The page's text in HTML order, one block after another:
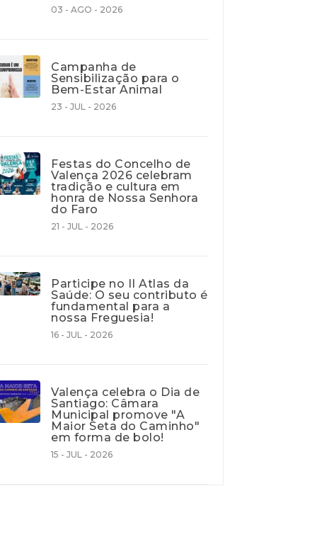
03 - AGO - 2026
Campanha de
Sensibilização para o
Bem-Estar Animal
23 - JUL - 2026
Festas do Concelho de
Valença 2026 celebram
tradição e cultura em
honra de Nossa Senhora
do Faro
21 - JUL - 2026
Participe no II Atlas da
Saúde: O seu contributo é
fundamental para a
nossa Freguesia!
16 - JUL - 2026
Valença celebra o Dia de
Santiago: Câmara
Municipal promove "A
Maior Seta do Caminho"
em forma de bolo!
15 - JUL - 2026